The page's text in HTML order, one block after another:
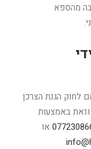
מהספא
הגנת הצרכן
וזאת באמצעות
או